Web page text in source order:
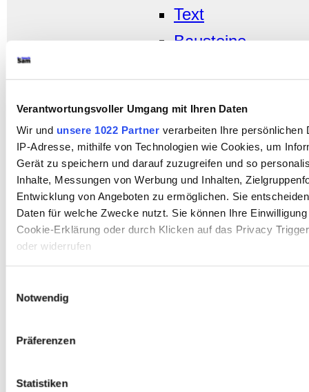
Verantwortungsvoller Umgang mit Ihren Daten
Wir und unsere 1022 Partnerverarbeiten Ihre persönlichen
IP-Adresse, mithilfe von Technologien wie Cookies, um
Gerät zu speichern und darauf zuzugreifen und so
Inhalte, Messungen von Werbung und Inhalten,
Entwicklung von Angeboten zu ermöglichen. Sie
Daten für welche Zwecke nutzt. Sie können Ihre
Cookie-Erklärung oder durch Klicken auf das Privacy
oder widerrufen
Informationen über Ihre geografische Lage erfassen,
(Fingerprinting) identifizieren
legen Sie Ihre Präferenzen im
Notwendig
Präferenzen
Statistiken
Text
Bausteine
III,2 - Recha
Tempelherrn
Text
Aspekte der
Im Zwiespalt